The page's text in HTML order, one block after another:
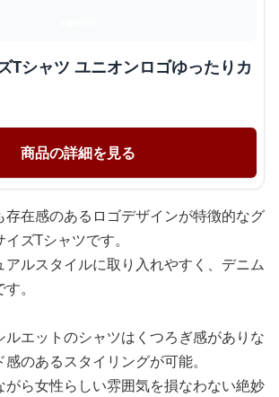
Tシャツ ユニオンロゴゆったりカ
商品の詳細を見る
存在感のあるロゴデザインが特徴的なグ
ズTシャツです。
アルスタイルに取り入れやすく、デニム
。
ルエットのシャツはくつろぎ感がありな
のあるスタイリングが可能。
がら女性らしい雰囲気を損なわない絶妙